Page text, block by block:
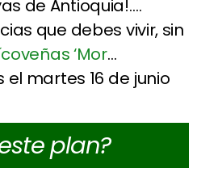
de Antioquia!….
que debes vivir, sin
‘Mor…
el martes 16 de junio
plan?